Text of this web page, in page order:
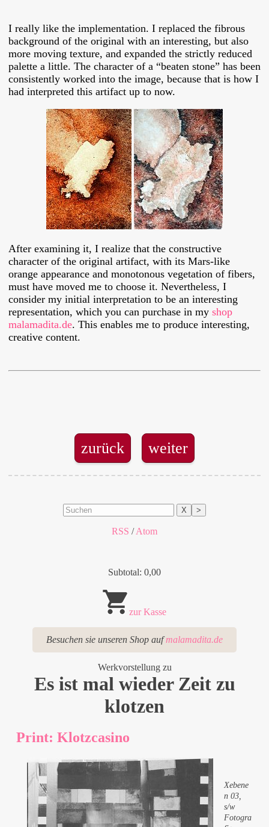
I really like the implementation. I replaced the fibrous
background of the original with an interesting, but also
more moving texture, and expanded the strictly reduced
palette a little. The character of a “beaten stone” has been
consistently worked into the image, because that is how I
had interpreted this artifact up to now.
After examining it, I realize that the constructive
character of the original artifact, with its Mars-like
orange appearance and monotonous vegetation of fibers,
must have moved me to choose it. Nevertheless, I
consider my initial interpretation to be an interesting
representation, which you can purchase in my shop
malamadita.de. This enables me to produce interesting,
creative content.
zurück weiter
X >
RSS /Atom
Subtotal: 0,00
zur Kasse
Besuchen sie unseren Shop aufmalamadita.de
Werkvorstellung zu
Es ist mal wieder Zeit zu
klotzen
Print: Klotzcasino
Xebene
n 03,
s/w
Fotogra